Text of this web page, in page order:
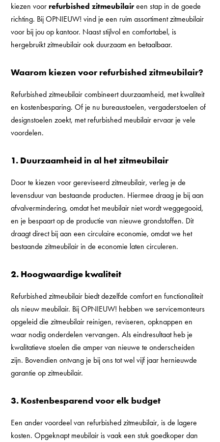
kiezen voorrefurbished zitmeubilaireen stap in de goede
richting. Bij OPNIEUW! vind je een ruim assortiment zitmeubilair
voor bij jou op kantoor. Naast stijlvol en comfortabel, is
hergebruikt zitmeubilair ook duurzaam en betaalbaar.
Waarom kiezen voor refurbished zitmeubilair?
Refurbished zitmeubilair combineert duurzaamheid, met kwaliteit
en kostenbesparing. Of je nu bureaustoelen, vergaderstoelen of
designstoelen zoekt, met refurbished meubilair ervaar je vele
voordelen.
1. Duurzaamheid in al het zitmeubilair
Door te kiezen voor gereviseerd zitmeubilair, verleg je de
levensduur van bestaande producten. Hiermee draag je bij aan
afvalvermindering, omdat het meubilair niet wordt weggegooid,
en je bespaart op de productie van nieuwe grondstoffen. Dit
draagt direct bij aan een circulaire economie, omdat we het
bestaande zitmeubilair in de economie laten circuleren.
2. Hoogwaardige kwaliteit
Refurbished zitmeubilair biedt dezelfde comfort en functionaliteit
als nieuw meubilair. Bij OPNIEUW! hebben we servicemonteurs
opgeleid die zitmeubilair reinigen, reviseren, opknappen en
waar nodig onderdelen vervangen. Als eindresultaat heb je
kwalitatieve stoelen die amper van nieuwe te onderscheiden
zijn. Bovendien ontvang je bij ons tot wel vijf jaar hernieuwde
garantie op zitmeubilair.
3. Kostenbesparend voor elk budget
Een ander voordeel van refurbished zitmeubilair, is de lagere
kosten. Opgeknapt meubilair is vaak een stuk goedkoper dan